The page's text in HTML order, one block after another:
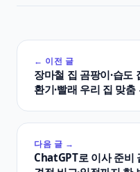
← 이전 글
장마철 집 곰팡이·습
환기·빨래 우리 집 맞춤
다음 글 →
ChatGPT로 이사 준비